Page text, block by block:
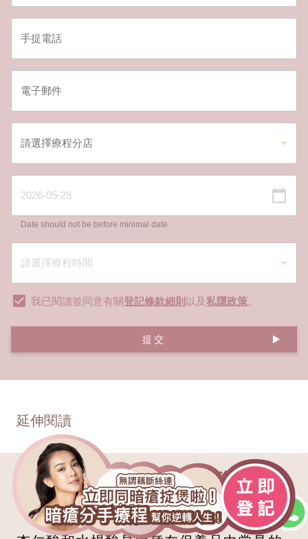
Date should not be before minimal date
我已閱讀並同意有關登記條款細則 以及私隱政策。
提交
延伸閱讀
6 保養品成分比較：杏仁酸VS水楊
酸，6大差別公開！